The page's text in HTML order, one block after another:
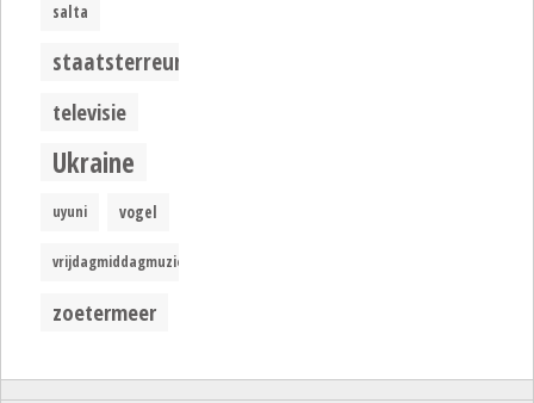
salta
staatsterreur
televisie
Ukraine
uyuni vogel
vrijdagmiddagmuziek
zoetermeer